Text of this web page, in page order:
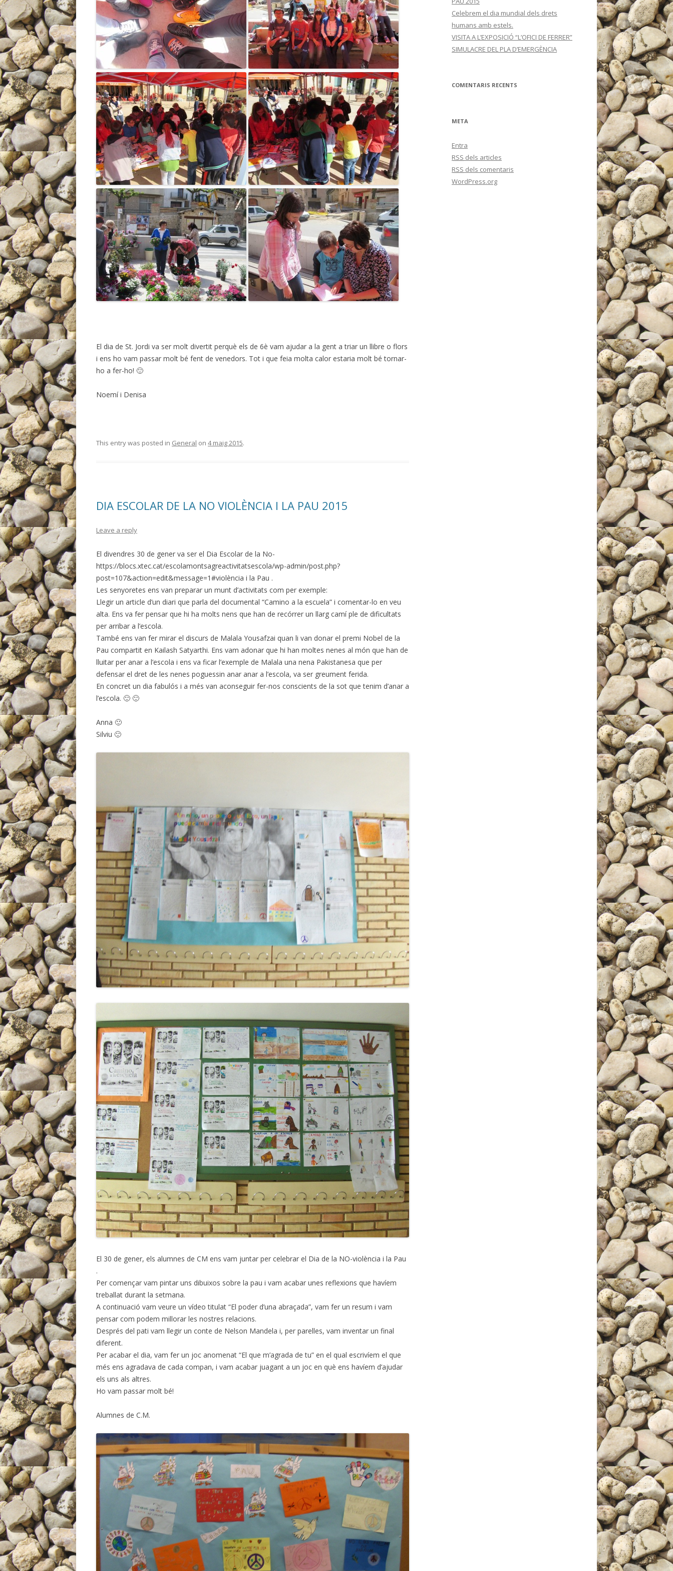
El dia de St. Jordi va ser molt divertit perquè els de 6è vam ajudar a la gent a triar un llibre o flors
i ens ho vam passar molt bé fent de venedors. Tot i que feia molta calor estaria molt bé tornar-
ho a fer-ho! 🙂
Noemí i Denisa
This entry was posted in General on 4 maig 2015.
DIA ESCOLAR DE LA NO VIOLÈNCIA I LA PAU 2015
Leave a reply
El divendres 30 de gener va ser el Dia Escolar de la No-
https://blocs.xtec.cat/escolamontsagreactivitatsescola/wp-admin/post.php?
post=107&action=edit&message=1#violència i la Pau .
Les senyoretes ens van preparar un munt d’activitats com per exemple:
Llegir un article d’un diari que parla del documental “Camino a la escuela” i comentar-lo en veu
alta. Ens va fer pensar que hi ha molts nens que han de recórrer un llarg camí ple de dificultats
per arribar a l’escola.
També ens van fer mirar el discurs de Malala Yousafzai quan li van donar el premi Nobel de la
Pau compartit en Kailash Satyarthi. Ens vam adonar que hi han moltes nenes al món que han de
lluitar per anar a l’escola i ens va ficar l’exemple de Malala una nena Pakistanesa que per
defensar el dret de les nenes poguessin anar anar a l’escola, va ser greument ferida.
En concret un dia fabulós i a més van aconseguir fer-nos conscients de la sot que tenim d’anar a
l’escola. 🙂 🙂
Anna 🙂
Silviu 🙂
El 30 de gener, els alumnes de CM ens vam juntar per celebrar el Dia de la NO-violència i la Pau
.
Per començar vam pintar uns dibuixos sobre la pau i vam acabar unes reflexions que havíem
treballat durant la setmana.
A continuació vam veure un vídeo titulat “El poder d’una abraçada”, vam fer un resum i vam
pensar com podem millorar les nostres relacions.
Després del pati vam llegir un conte de Nelson Mandela i, per parelles, vam inventar un final
diferent.
Per acabar el dia, vam fer un joc anomenat “El que m’agrada de tu” en el qual escrivíem el que
més ens agradava de cada compan, i vam acabar juagant a un joc en què ens havíem d’ajudar
els uns als altres.
Ho vam passar molt bé!
Alumnes de C.M.
Celebrem el dia mundial dels drets
humans amb estels.
VISITA A L’EXPOSICIÓ “L’OFICI DE FERRER”
SIMULACRE DEL PLA D’EMERGÈNCIA
COMENTARIS RECENTS
META
Entra
RSS dels articles
RSS dels comentaris
WordPress.org